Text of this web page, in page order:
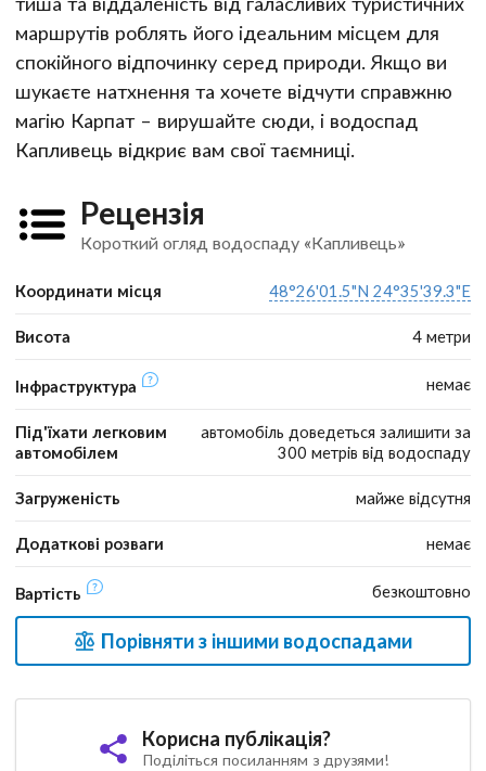
маршрутів роблять його ідеальним місцем для
спокійного відпочинку серед природи. Якщо ви
шукаєте натхнення та хочете відчути справжню
магію Карпат – вирушайте сюди, і водоспад
Капливець відкриє вам свої таємниці.
Рецензія
Короткий огляд водоспаду «Капливець»
Координати місця 48°26'01.5"N 24°35'39.3"E
Висота 4 метри
Інфраструктура немає
Під'їхати легковим
автомобілем
автомобіль доведеться залишити за
300 метрів від водоспаду
Загруженість майже відсутня
Додаткові розваги немає
Вартість безкоштовно
Порівняти з іншими водоспадами
Корисна публікація?
Поділіться посиланням з друзями!